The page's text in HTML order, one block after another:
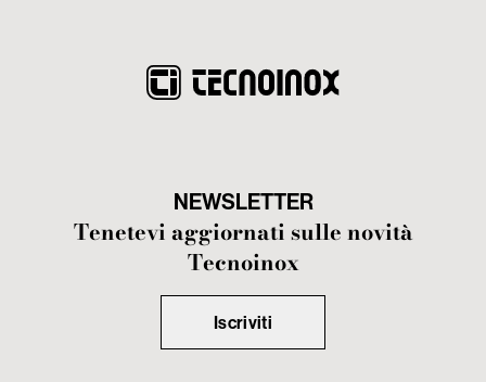
NEWSLETTER
Tenetevi aggiornati sulle novità
Tecnoinox
Iscriviti